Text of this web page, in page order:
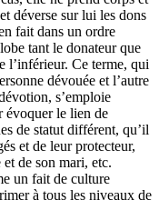
déverse sur lui les dons
fait dans un ordre
tant le donateur que
l’inférieur. Ce terme, qui
dévouée et l’autre
s’emploie
évoquer le lien de
de statut différent, qu’il
et de leur protecteur,
de son mari, etc.
un fait de culture
à tous les niveaux de